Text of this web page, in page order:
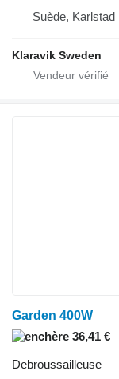
Suède, Karlstad
Klaravik Sweden
Garden 400W
36,41 €
Debroussailleuse